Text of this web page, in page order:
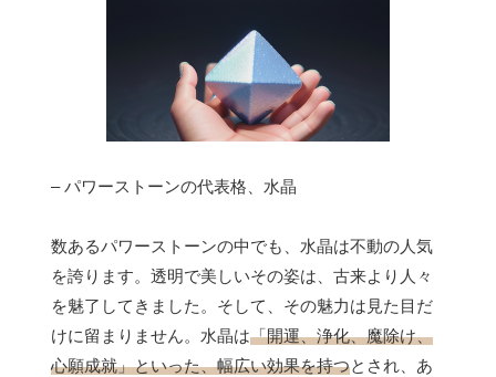
– パワーストーンの代表格、水晶
数あるパワーストーンの中でも、水晶は不動の人気
を誇ります。透明で美しいその姿は、古来より人々
を魅了してきました。そして、その魅力は見た目だ
けに留まりません。水晶は「開運、浄化、魔除け、
心願成就」といった、幅広い効果を持つとされ、あ